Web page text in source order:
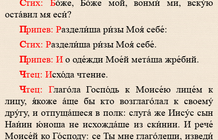
Стих: Бо́же, Бо́же мой, вонми́ ми, вску́ю
оста́вил мя еси́?
Припев: Раздели́ша ри́зы Моя́ себе́:
Стих: Раздели́ша ри́зы Моя́ себе́.
Припев: Ио оде́жди Мое́й мета́ша жре́бий.
Чтец: Исхо́да чтение.
Чтец: Глаго́ла Госпо́дь к Моисе́ю лице́м к
лицу, я́коже а́ще бы кто возглаго́лал к своему́
дру́гу, и отпуща́шеся в полк: слуга́ же Иису́с сын
Наи́ин ю́ноша не исхожда́ше из ски́нии. И рече́
Моисе́й ко Го́споду: се Ты мне глаго́леши, изведи́